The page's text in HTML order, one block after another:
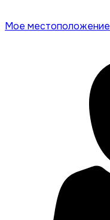
Мое местоположение